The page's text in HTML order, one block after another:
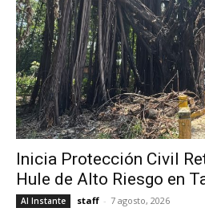
Inicia Protección Civil
Hule de Alto Riesgo en
Al Instante staff - 7 agosto, 2026